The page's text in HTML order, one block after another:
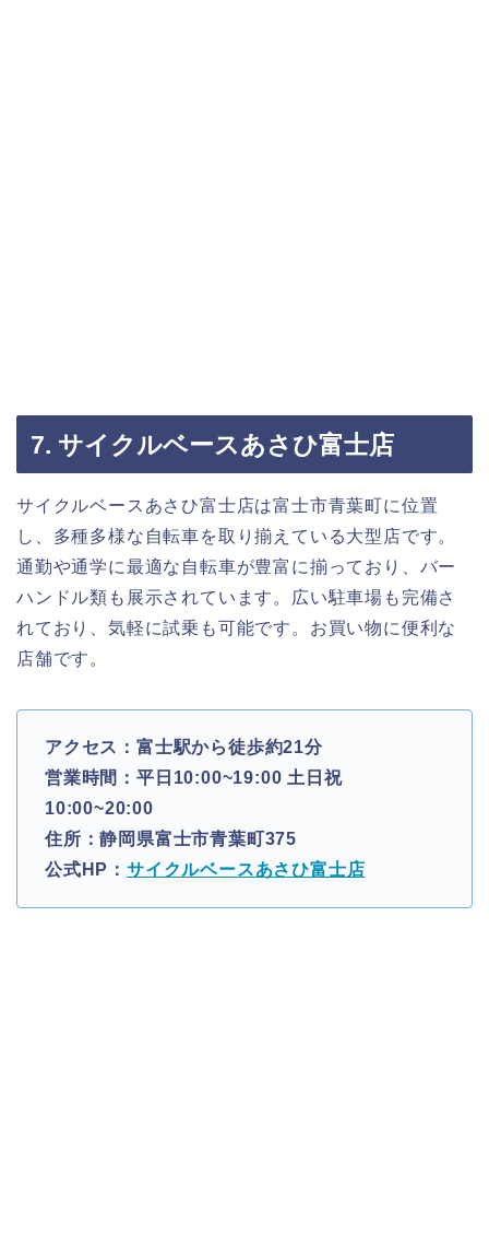
7. サイクルベースあさひ富士店
サイクルベースあさひ富士店は富士市青葉町に位置
し、多種多様な自転車を取り揃えている大型店です。
通勤や通学に最適な自転車が豊富に揃っており、バー
ハンドル類も展示されています。広い駐車場も完備さ
れており、気軽に試乗も可能です。お買い物に便利な
店舗です。
アクセス：富士駅から徒歩約21分
営業時間：平日10:00~19:00 土日祝
10:00~20:00
住所：静岡県富士市青葉町375
公式HP： サイクルベースあさひ富士店